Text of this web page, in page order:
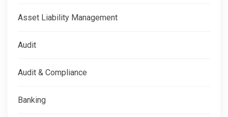
Asset Liability Management
Audit
Audit & Compliance
Banking